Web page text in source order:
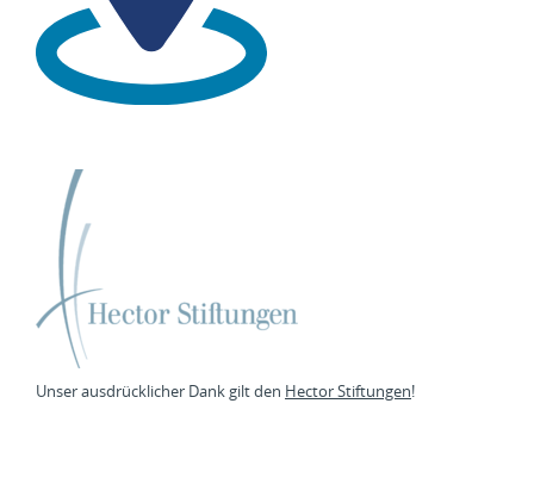
Unser ausdrücklicher Dank gilt den Hector Stiftungen!